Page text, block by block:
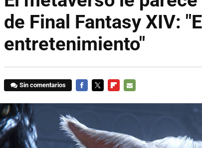
de Final Fantasy XIV:
entretenimiento"
Sin comentarios